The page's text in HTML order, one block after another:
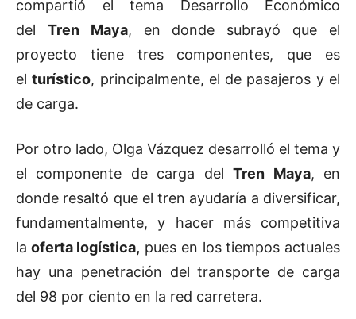
compartió el tema Desarrollo Económico
del Tren Maya, en donde subrayó que el
proyecto tiene tres componentes, que es
elturístico, principalmente, el de pasajeros y el
de carga.
Por otro lado, Olga Vázquez desarrolló el tema y
el componente de carga delTren Maya, en
donde resaltó que el tren ayudaría a diversificar,
fundamentalmente, y hacer más competitiva
la oferta logística, pues en los tiempos actuales
hay una penetración del transporte de carga
del 98 por ciento en la red carretera.